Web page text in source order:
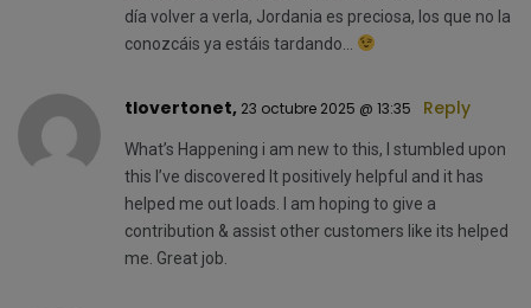
día volver a verla, Jordania es preciosa, los que no la
conozcáis ya estáis tardando…
tlovertonet, 23 octubre 2025 @ 13:35 Reply
What’s Happening i am new to this, I stumbled upon
this I’ve discovered It positively helpful and it has
helped me out loads. I am hoping to give a
contribution & assist other customers like its helped
me. Great job.